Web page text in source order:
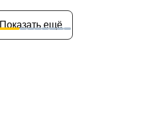
Показать ещё